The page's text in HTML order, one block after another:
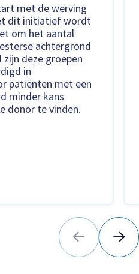
met de werving
dit initiatief wordt
om het aantal
achtergrond
deze groepen
in
patiënten met een
minder kans
donor te vinden.